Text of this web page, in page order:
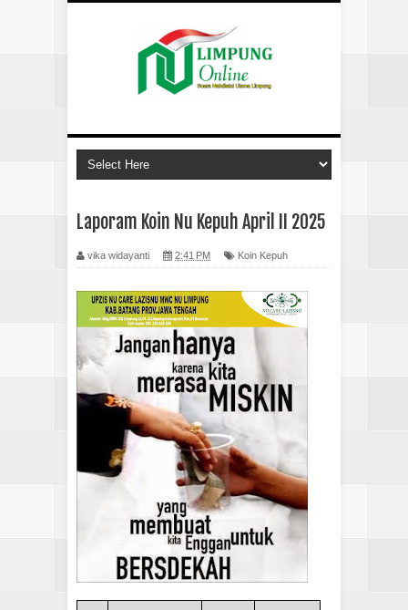
Laporam Koin Nu Kepuh April II 2025
vika widayanti 2:41 PM Koin Kepuh